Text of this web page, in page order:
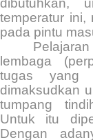
temperatur ini,
pada pintu
lembaga
tugas yang
dimaksudkan
tumpang
Untuk itu
Dengan